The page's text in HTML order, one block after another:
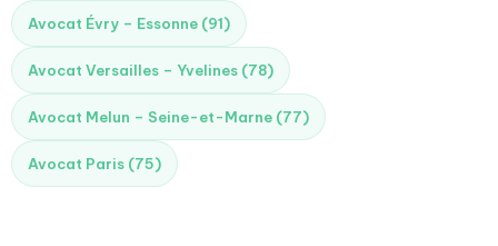
Avocat Évry – Essonne (91)
Avocat Versailles – Yvelines (78)
Avocat Melun – Seine-et-Marne (77)
Avocat Paris (75)